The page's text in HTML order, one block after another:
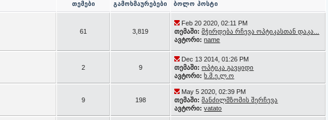
თემები გამოხმაურებები ბოლო პოსტი
61 3,819
Feb 20 2020, 02:11 PM
თემაში: მჭირდება რჩევა ოპტიკასთან დაკა...
ავტორი: name
2 9
Dec 13 2014, 01:26 PM
თემაში: ოპტიკა გავყიდი
ავტორი: ხ.მ.ე.ლ.ო
9 198
May 5 2020, 02:39 PM
თემაში: მანძილმზომის შერჩევა
ავტორი: vatato